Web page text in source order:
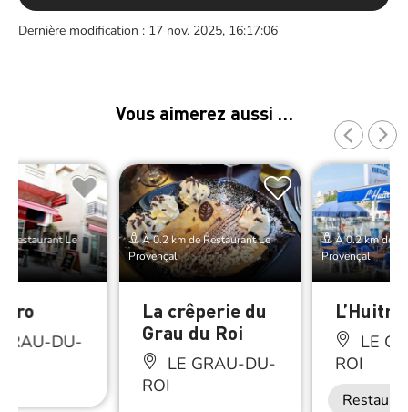
Dernière modification : 17 nov. 2025, 16:17:06
Vous aimerez aussi …
Restaurant Le
DU-
À 0.2 km de Restaurant Le
Provençal
La crêperie du
Grau du Roi
LE GRAU-DU-
ROI
À 0.2 km de
Provençal
LE
ROI